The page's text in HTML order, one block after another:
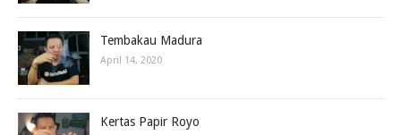
Tembakau Madura
April 14, 2020
Kertas Papir Royo